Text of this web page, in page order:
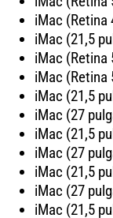
iMac (Retina
iMac (21,5
iMac (Retina
iMac (Retina
iMac (21,5
iMac (27
iMac (21,5
iMac (27
iMac (21,5
iMac (27
iMac (21,5